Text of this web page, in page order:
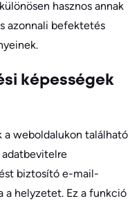
hasznos annak
azonnali befektetés
képességek
a weboldalukon található
biztosító e-mail-
a helyzetet. Ez a funkció